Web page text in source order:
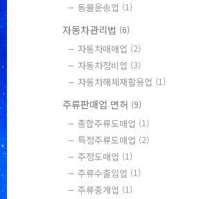
동물운송업 (1)
자동차관리법 (6)
자동차매매업 (2)
자동차정비업 (3)
자동차해체재활용업 (1)
주류판매업 면허 (9)
종합주류도매업 (1)
특정주류도매업 (2)
주정도매업 (1)
주류수출입업 (1)
주류중개업 (1)